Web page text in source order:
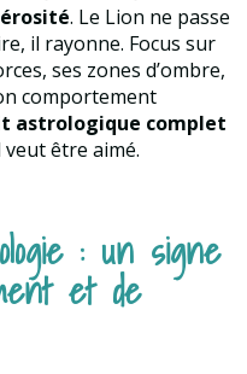
. Le Lion ne passe
il rayonne. Focus sur
ses zones d’ombre,
comportement
astrologique complet
veut être aimé.
: un signe
et de